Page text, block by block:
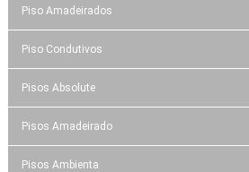
Piso Amadeirados
Piso Condutivos
Pisos Absolute
Pisos Amadeirado
Pisos Ambienta